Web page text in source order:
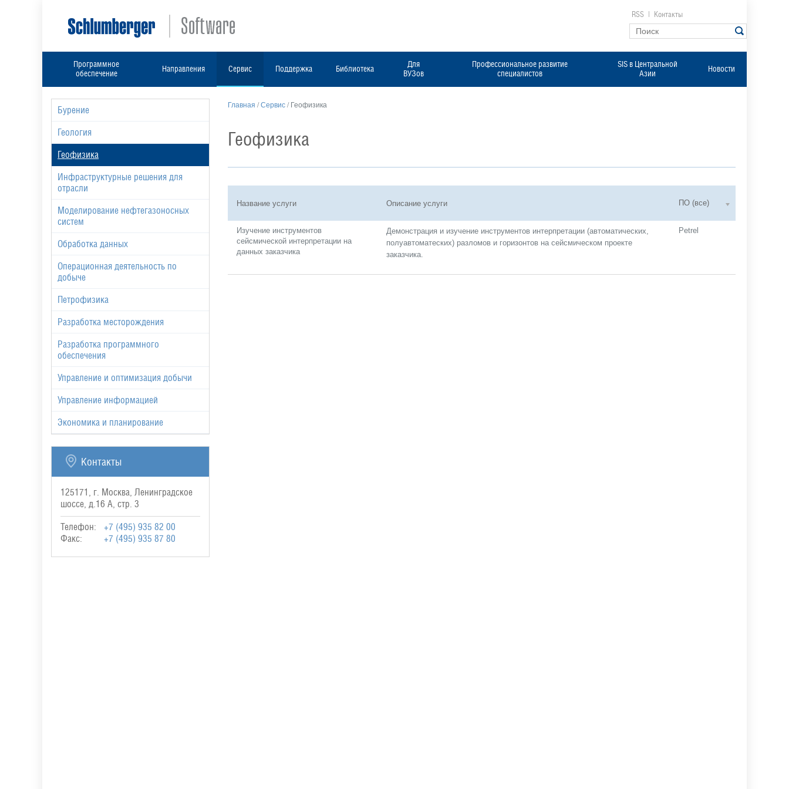
RSS Контакты
Программное
обеспечение
Направления Сервис Поддержка Библиотека
Для
ВУЗов
Профессиональное развитие
специалистов
SIS в Центральной
Азии
Новости
Бурение
Геология
Геофизика
Инфраструктурные решения для
отрасли
Моделирование нефтегазоносных
систем
Обработка данных
Операционная деятельность по
добыче
Петрофизика
Разработка месторождения
Разработка программного
обеспечения
Управление и оптимизация добычи
Управление информацией
Экономика и планирование
Контакты
125171, г. Москва, Ленинградское
шоссе, д.16 А, стр. 3
Телефон:
+7 (495) 935 82 00
Факс:
+7 (495) 935 87 80
Главная /Сервис/Геофизика
Геофизика
Название услуги Описание услуги ПО (все)
Изучение инструментов
сейсмической интерпретации на
данных заказчика
Демонстрация и изучение инструментов интерпретации (автоматических,
полуавтоматеских) разломов и горизонтов на сейсмическом проекте
заказчика.
Petrel